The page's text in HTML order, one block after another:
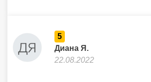
5
Диана Я.
22.08.2022